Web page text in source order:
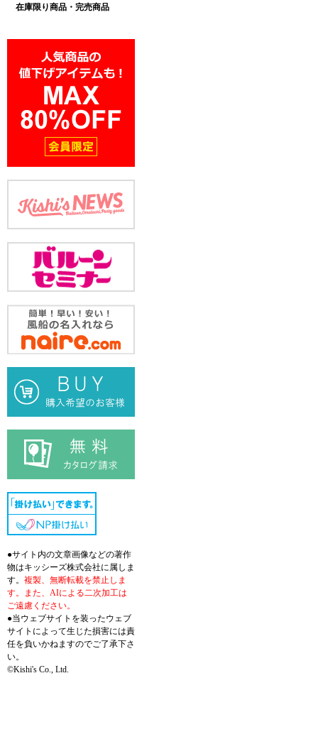
在庫限り商品・完売商品
●サイト内の文章画像などの著作
物はキッシーズ株式会社に属しま
す。 複製、無断転載を禁止しま
す。また、AIによる二次加工は
ご遠慮ください。
●当ウェブサイトを装ったウェブ
サイトによって生じた損害には責
任を負いかねますのでご了承下さ
い。
©Kishi's Co., Ltd.